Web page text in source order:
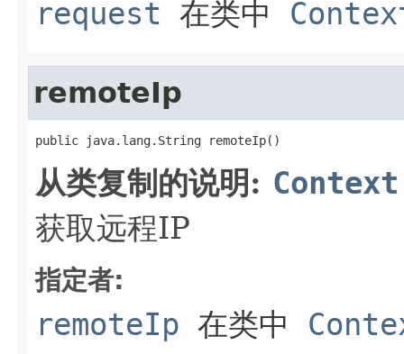
request 在类中
remoteIp
public java.lang.String remoteIp()
从类复制的说明: Context
获取远程IP
指定者:
remoteIp 在类中